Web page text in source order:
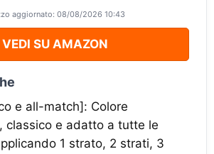
aggiornato: 08/08/2026 10:43
VEDI SU AMAZON
e all-match]: Colore
classico e adatto a tutte le
1 strato, 2 strati, 3